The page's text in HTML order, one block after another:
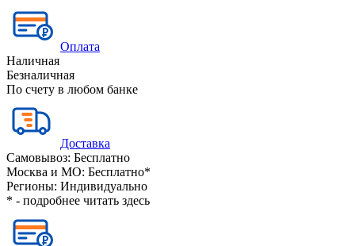
Оплата
Наличная
Безналичная
По счету в любом банке
Доставка
Самовывоз: Бесплатно
Москва и МО: Бесплатно*
Регионы: Индивидуально
* - подробнее читать здесь